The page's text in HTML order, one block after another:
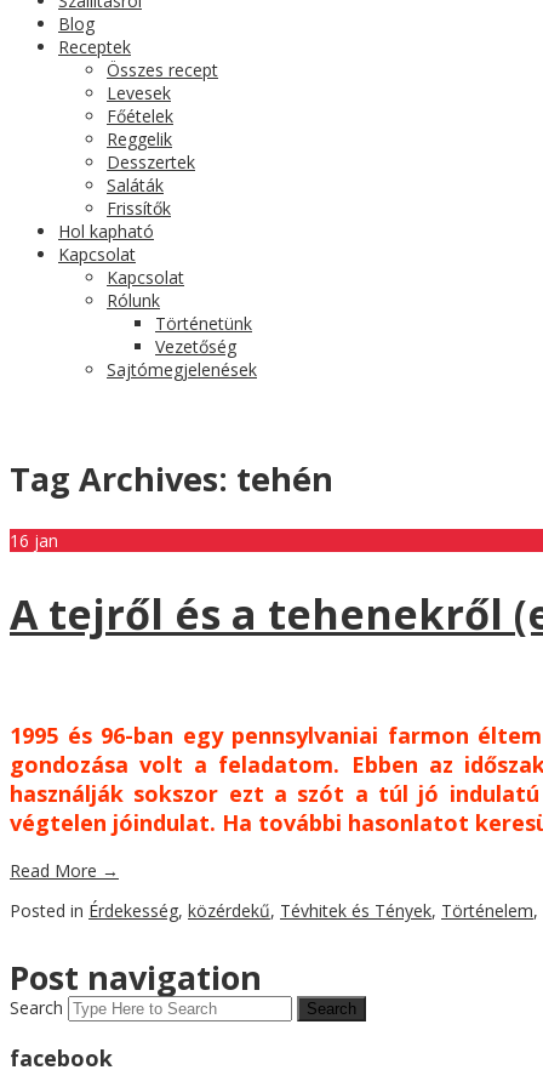
Blog
Receptek
Összes recept
Levesek
Főételek
Reggelik
Desszertek
Saláták
Frissítők
Hol kapható
Kapcsolat
Kapcsolat
Rólunk
Történetünk
Vezetőség
Sajtómegjelenések
Tag Archives: tehén
16 jan
A tejről és a tehenekről
1995 és 96-ban egy pennsylvaniai farmon
gondozása volt a feladatom. Ebben az
használják sokszor ezt a szót a túl jó
végtelen jóindulat. Ha további hasonlatot
Read More →
Posted in Érdekesség, közérdekű, Tévhitek és Tények, Történelem,
Post navigation
Search
facebook